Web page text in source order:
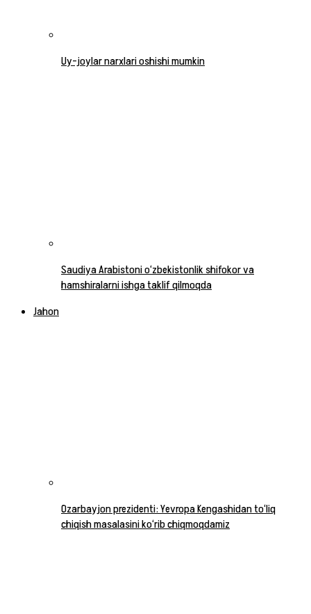
Uy-joylar narxlari oshishi mumkin
Saudiya Arabistoni o‘zbekistonlik shifokor va
hamshiralarni ishga taklif qilmoqda
Jahon
Ozarbayjon prezidenti: Yevropa Kengashidan to‘liq
chiqish masalasini ko‘rib chiqmoqdamiz